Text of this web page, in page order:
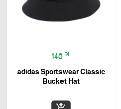
140 ₪
adidas Sportswear Classic
Bucket Hat